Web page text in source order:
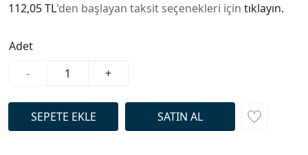
112,05 TL'den başlayan taksit seçenekleri için tıklayın.
Adet
-
+